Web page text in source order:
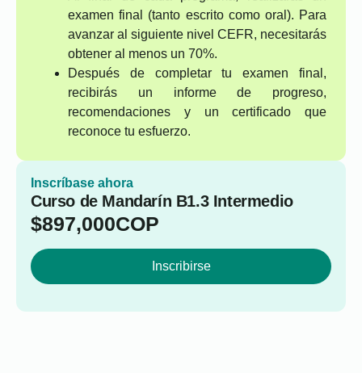
examen final (tanto escrito como oral). Para
avanzar al siguiente nivel CEFR, necesitarás
obtener al menos un 70%.
Después de completar tu examen final,
recibirás un informe de progreso,
recomendaciones y un certificado que
reconoce tu esfuerzo.
Inscríbase ahora
Curso de Mandarín B1.3 Intermedio
$897,000COP
Inscribirse